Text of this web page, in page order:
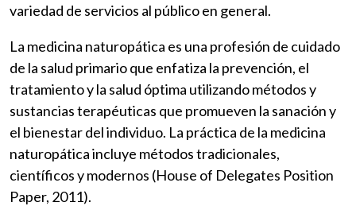
variedad de servicios al público en general.
La medicina naturopática es una profesión de cuidado
de la salud primario que enfatiza la prevención, el
tratamiento y la salud óptima utilizando métodos y
sustancias terapéuticas que promueven la sanación y
el bienestar del individuo. La práctica de la medicina
naturopática incluye métodos tradicionales,
científicos y modernos (House of Delegates Position
Paper, 2011).